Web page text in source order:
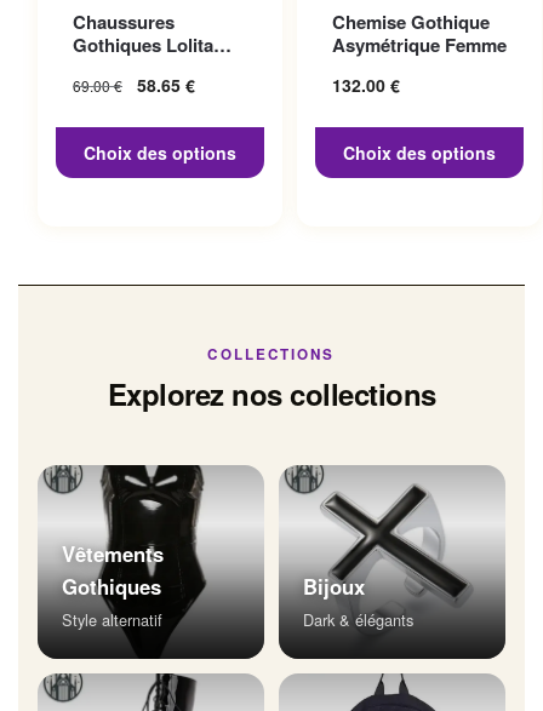
Chaussures
Gothiques Lolita
69.00€
Le prix initial
58.65 €
58.65 €.
Choix des options
variations. Les options
peuvent être choisies sur la
page du produit
Chemise Gothique
Asymétrique Femme
132.00 €
Choix des options
variations. Les options
peuvent être choisies sur la
page du produit
COLLECTIONS
Explorez nos collections
Vêtements
Gothiques
Style alternatif
Bijoux
Dark & élégants